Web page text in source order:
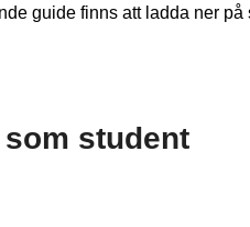
guide finns att ladda ner på
student